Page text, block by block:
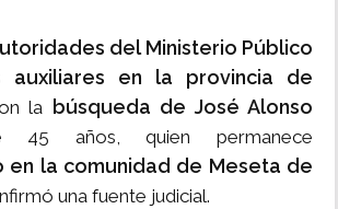
del Ministerio Público
auxiliares en la provincia de
la búsqueda de José Alonso
45 años, quien permanece
en la comunidad de Meseta de
una fuente judicial.